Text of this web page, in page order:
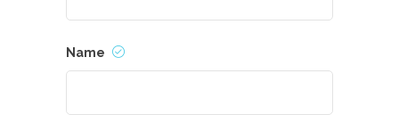
Name